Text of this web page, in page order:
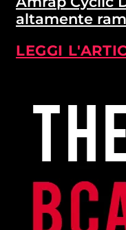
altamente
LEGGI